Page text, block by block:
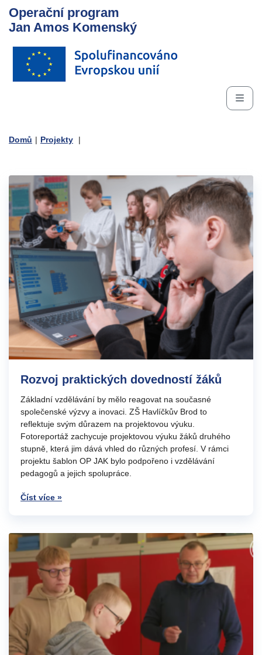
Operační program
Jan Amos Komenský
Domů | Projekty |
Rozvoj praktických dovedností žáků
Základní vzdělávání by mělo reagovat na současné
společenské výzvy a inovaci. ZŠ Havlíčkův Brod to
reflektuje svým důrazem na projektovou výuku.
Fotoreportáž zachycuje projektovou výuku žáků druhého
stupně, která jim dává vhled do různých profesí. V rámci
projektu šablon OP JAK bylo podpořeno i vzdělávání
pedagogů a jejich spolupráce.
Číst více »